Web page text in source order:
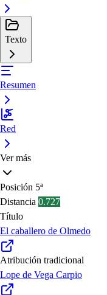
Texto
Resumen
Red
Ver más
Posición 5ª
Distancia 0.727
Título
El caballero de Olmedo
Atribución tradicional
Lope de Vega Carpio